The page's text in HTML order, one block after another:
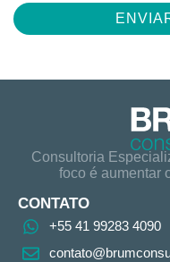
Consultoria
foco é aumentar
CONTATO
+55 41 99283 4090